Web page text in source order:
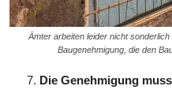
Ämter arbeiten leider nicht
Baugenehmigung, die den
Die Genehmigung